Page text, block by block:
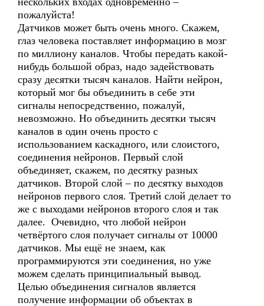
пожалуйста!
Датчиков может быть очень много. Скажем,
глаз человека поставляет информацию в мозг
по миллиону каналов. Чтобы передать какой-
нибудь большой образ, надо задействовать
сразу десятки тысяч каналов. Найти нейрон,
который мог бы объединить в себе эти
сигналы непосредственно, пожалуй,
невозможно. Но объединить десятки тысяч
каналов в один очень просто с
использованием каскадного, или слоистого,
соединения нейронов. Первый слой
объединяет, скажем, по десятку разных
датчиков. Второй слой – по десятку выходов
нейронов первого слоя. Третий слой делает то
же с выходами нейронов второго слоя и так
далее. Очевидно, что любой нейрон
четвёртого слоя получает сигналы от 10000
датчиков. Мы ещё не знаем, как
программируются эти соединения, но уже
можем сделать принципиальный вывод.
Целью объединения сигналов является
получение информации об объектах в